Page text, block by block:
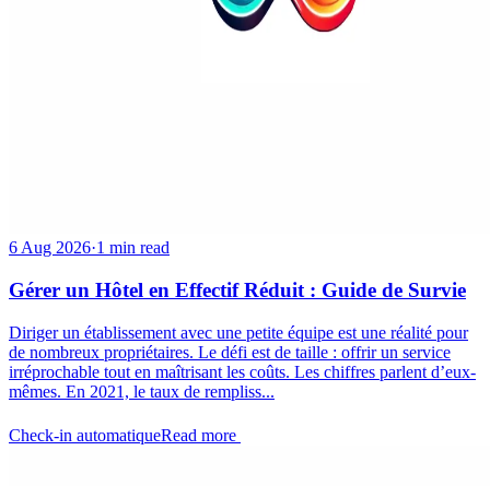
6 Aug 2026·1 min read
Gérer un Hôtel en Effectif Réduit : Guide de Survie
Diriger un établissement avec une petite équipe est une réalité pour
de nombreux propriétaires. Le défi est de taille : offrir un service
irréprochable tout en maîtrisant les coûts. Les chiffres parlent d’eux-
mêmes. En 2021, le taux de rempliss...
Check-in automatiqueRead more